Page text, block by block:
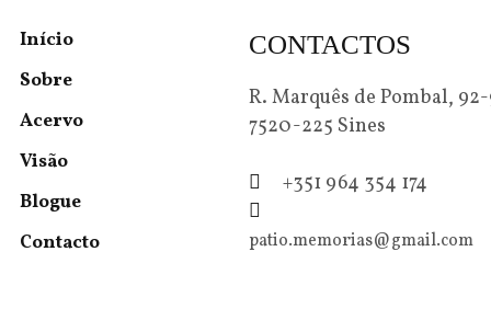
Início
Sobre
Acervo
Visão
Blogue
Contacto
CONTACTOS
R. Marquês de Pombal,
7520-225 Sines
+351 964 354 174
patio.memorias@gmail.com